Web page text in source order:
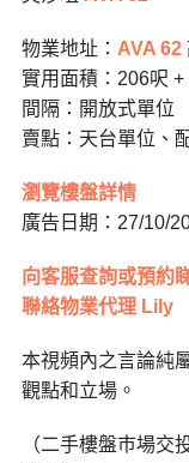
物業地址： AVA 62
實用面積：206呎 +
間隔：開放式單位
賣點：天台單位、
瀏覽樓盤詳情
廣告日期：27/10/
向客服查詢或預約
聯絡物業代理 Lily
本視頻內之言論純
觀點和立場。
（二手樓盤巿場交